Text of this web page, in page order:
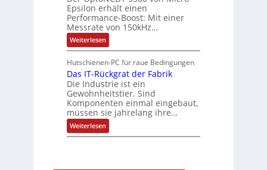
l
a
c
k
b
e
s
c
i
c
h
t
u
n
g
f
c
h
a
l
t
u
n
g
e
r
i
e
l
o
e
M
u
l
t
i
t
u
r
Epsilon erhält einen
Performance-Boost: Mit einer
Messrate von 150kHz…
Weiterlesen:
V
r
b
e
s
s
e
r
t
e
L
Hutschienen-PC für raue Bedingungen
Das IT-Rückgrat der Fabrik
Die Industrie ist ein
Gewohnheitstier. Sind
Komponenten einmal eingebaut,
müssen sie jahrelang ihre…
Weiterlesen:
D